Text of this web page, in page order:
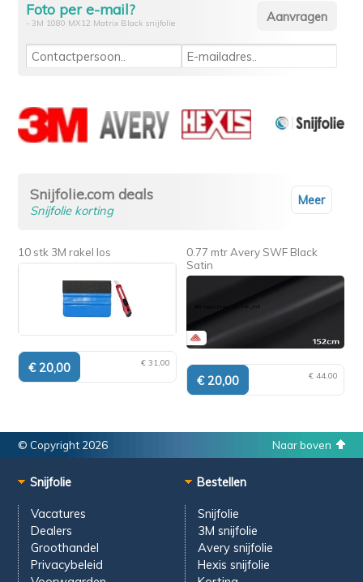
Foto per e-mail?
- 3M 1080 MX12 Matrix Black snijfolie
Meer
Snijfolie.com deals
Snijfolie korting
10 stk 3M rakel los
€ 31,00
0.77 mtr Avery SWF Black
Satin
€ 44,00
Naar boven
© Copyright 2026
Snijfolie
Vacatures
Dealers
Groothandel
Privacybeleid
Bestellen
Snijfolie
3M snijfolie
Avery snijfolie
Hexis snijfolie